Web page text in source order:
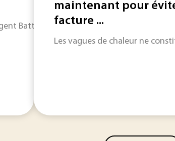
Battery Integrated System) vise au
maintenant pour
facture ...
Les vagues de chaleur ne